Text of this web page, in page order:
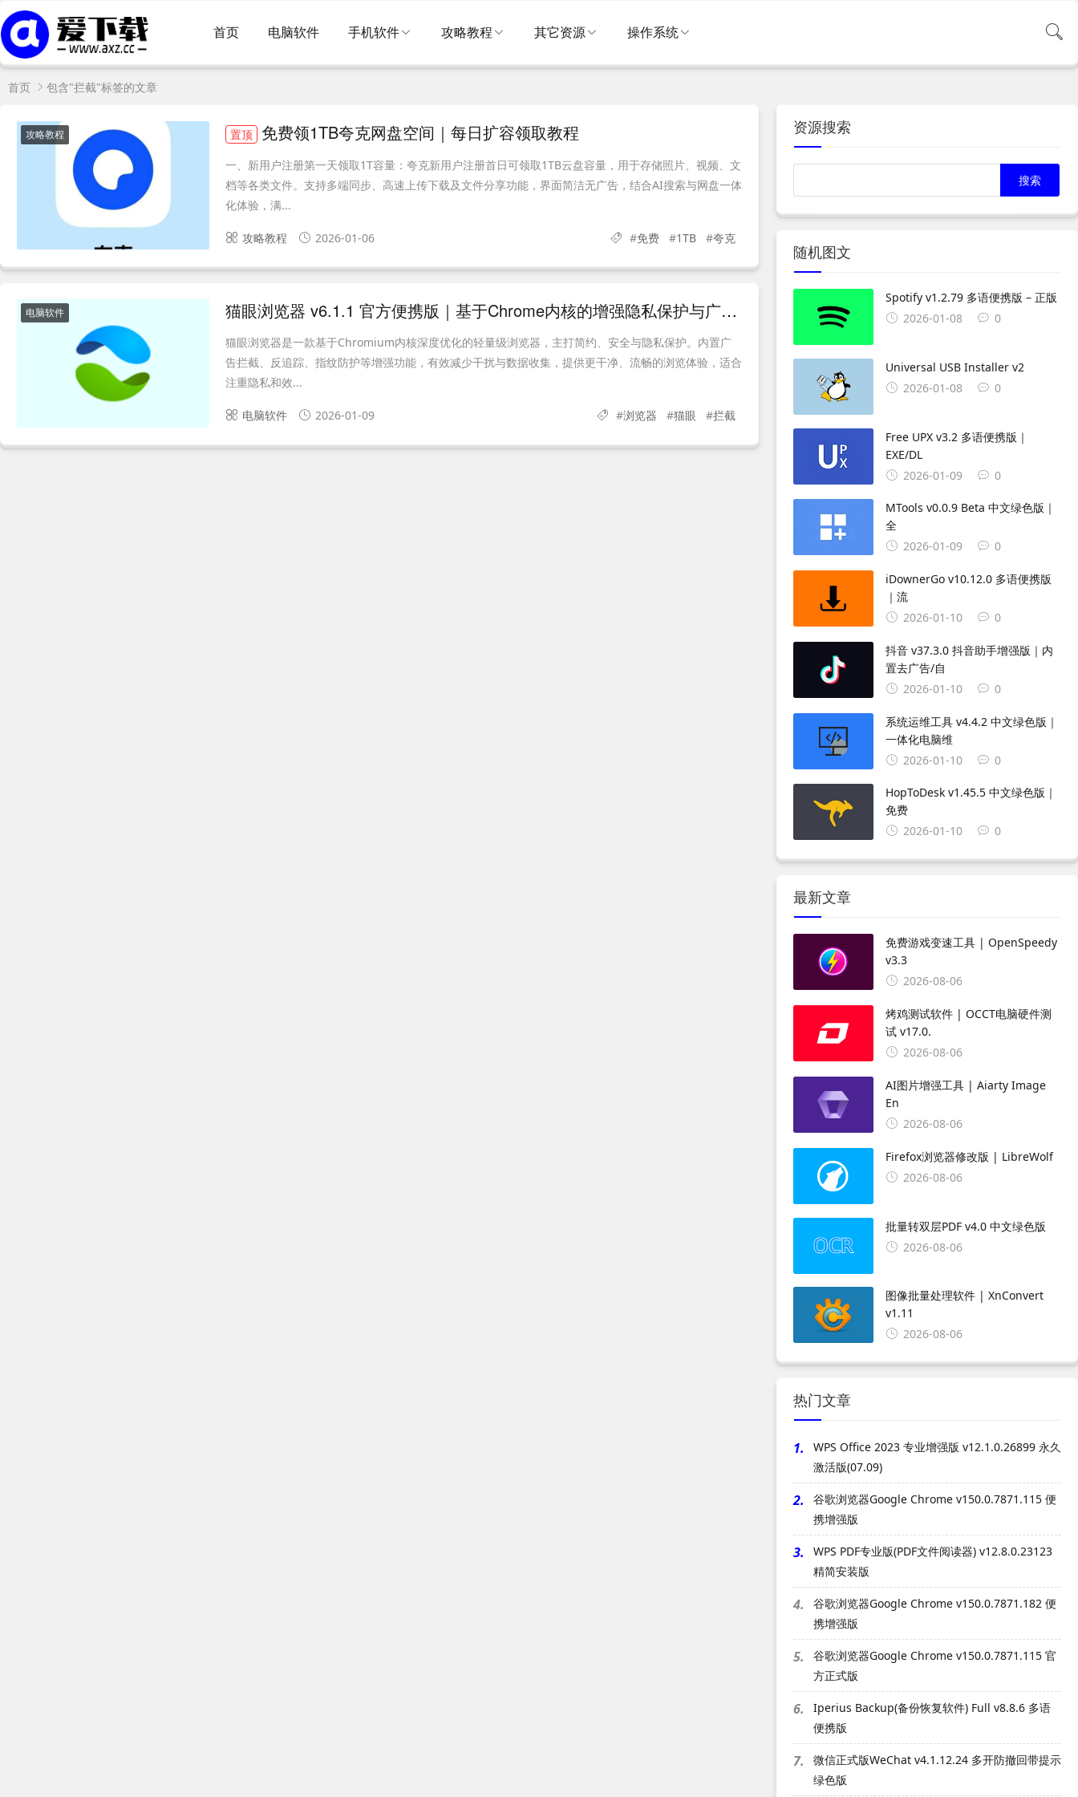
首页 电脑软件 手机软件 攻略教程 其它资源 操作系统
首页 包含"拦截"标签的文章
攻略教程 置顶 免费领1TB夸克网盘空间｜每日扩容领取教程
一、新用户注册第一天领取1T容量：夸克新用户注册首日可领取1TB云盘容量，用于存储照片、视频、文
档等各类文件。支持多端同步、高速上传下载及文件分享功能，界面简洁无广告，结合AI搜索与网盘一体
化体验，满...
攻略教程 2026-01-06 #免费 #1TB #夸克
电脑软件 猫眼浏览器 v6.1.1 官方便携版｜基于Chrome内核的增强隐私保护与广告拦截高速浏览器
猫眼浏览器是一款基于Chromium内核深度优化的轻量级浏览器，主打简约、安全与隐私保护。内置广
告拦截、反追踪、指纹防护等增强功能，有效减少干扰与数据收集，提供更干净、流畅的浏览体验，适合
注重隐私和效...
电脑软件 2026-01-09 #浏览器 #猫眼 #拦截
资源搜索
随机图文
Spotify v1.2.79 多语便携版 – 正版
2026-01-08
0
Universal USB Installer v2
2026-01-08
0
Free UPX v3.2 多语便携版｜
EXE/DL
2026-01-09
0
MTools v0.0.9 Beta 中文绿色版｜
全
2026-01-09
0
iDownerGo v10.12.0 多语便携版
｜流
2026-01-10
0
抖音 v37.3.0 抖音助手增强版｜内
置去广告/自
2026-01-10
0
系统运维工具 v4.4.2 中文绿色版｜
一体化电脑维
2026-01-10
0
HopToDesk v1.45.5 中文绿色版｜
免费
2026-01-10
0
最新文章
免费游戏变速工具 | OpenSpeedy
v3.3
2026-08-06
烤鸡测试软件 | OCCT电脑硬件测
试 v17.0.
2026-08-06
AI图片增强工具 | Aiarty Image
En
2026-08-06
Firefox浏览器修改版 | LibreWolf
2026-08-06
批量转双层PDF v4.0 中文绿色版
2026-08-06
图像批量处理软件 | XnConvert
v1.11
2026-08-06
热门文章
1.
WPS Office 2023 专业增强版 v12.1.0.26899 永久
激活版(07.09)
2.
谷歌浏览器Google Chrome v150.0.7871.115 便
携增强版
3.
WPS PDF专业版(PDF文件阅读器) v12.8.0.23123
精简安装版
4.
谷歌浏览器Google Chrome v150.0.7871.182 便
携增强版
5.
谷歌浏览器Google Chrome v150.0.7871.115 官
方正式版
6.
Iperius Backup(备份恢复软件) Full v8.8.6 多语
便携版
7.
微信正式版WeChat v4.1.12.24 多开防撤回带提示
绿色版